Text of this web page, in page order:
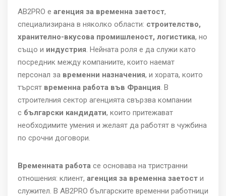
AB2PRO е агенция за временна заетост,
специализирана в няколко области: строителство,
хранително-вкусова промишленост, логистика, но
също и индустрия. Нейната роля е да служи като
посредник между компаниите, които наемат
персонал за временни назначения, и хората, които
търсят временна работа във Франция. В
строителния сектор агенцията свързва компании
с български кандидати, които притежават
необходимите умения и желаят да работят в чужбина
по срочни договори.
Временната работа се основава на тристранни
отношения: клиент, агенция за временна заетост и
служител. В AB2PRO българските временни работници